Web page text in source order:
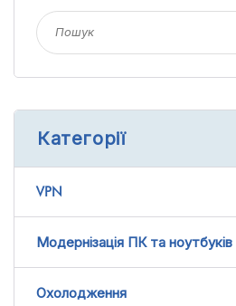
Категорії
VPN
Модернізація ПК та ноутбуків
Охолодження